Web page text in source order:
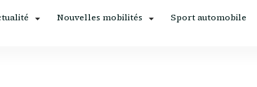
Nouvelles mobilités Sport automobile